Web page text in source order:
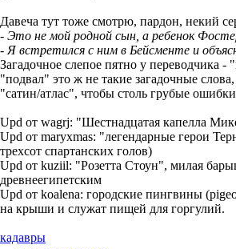
Давеча тут тоже смотрю, пардон, некий
- Это не мой родной сын, а ребенок
- Я встретился с ним в Бейсменте и
Загадочное слепое пятно у переводчика
"подвал" это ж не такие загадочные
"сатин/атлас", чтобы столь грубые
Upd от wagrj: "Шестнадцатая капелла
Upd от maryxmas: "легендарные герои
трехсот спартанских голов)
Upd от kuziil: "Розетта Стоун", милая
древнеегипетским
Upd от koalena: городские пингвины
на крыши и служат пищей для горгулий.
кадавры